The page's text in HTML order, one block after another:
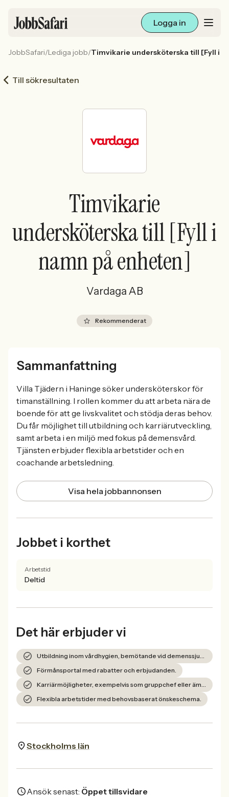
Logga in
Arbetsliv och karriär
För arbetsgivare
Sök med AI
Ny här? Skapa konto
JobbSafari/Lediga jobb/Timvikarie undersköterska till [Fyll i
Till sökresultaten
Timvikarie
undersköterska till [Fyll i
namn på enheten]
Vardaga AB
Rekommenderat
Sammanfattning
Villa Tjädern i Haninge söker undersköterskor för
timanställning. I rollen kommer du att arbeta nära de
boende för att ge livskvalitet och stödja deras behov.
Du får möjlighet till utbildning och karriärutveckling,
samt arbeta i en miljö med fokus på demensvård.
Tjänsten erbjuder flexibla arbetstider och en
coachande arbetsledning.
Visa hela jobbannonsen
Jobbet i korthet
Arbetstid
Deltid
Det här erbjuder vi
Utbildning inom vårdhygien, bemötande vid demenssjukdom och ergonomi.
Förmånsportal med rabatter och erbjudanden.
Karriärmöjligheter, exempelvis som gruppchef eller ämnesansvarig.
Flexibla arbetstider med behovsbaserat önskeschema.
Stockholms län
Ansök senast: Öppet tillsvidare